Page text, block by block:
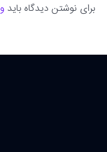
برای نوشتن دیدگاه باید